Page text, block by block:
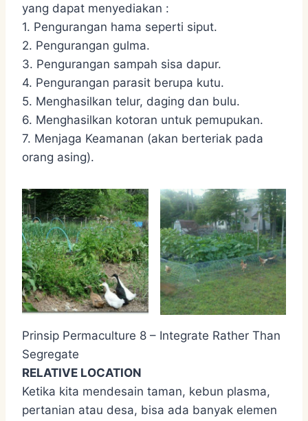
yang dapat menyediakan :
1. Pengurangan hama seperti siput.
2. Pengurangan gulma.
3. Pengurangan sampah sisa dapur.
4. Pengurangan parasit berupa kutu.
5. Menghasilkan telur, daging dan bulu.
6. Menghasilkan kotoran untuk pemupukan.
7. Menjaga Keamanan (akan berteriak pada
orang asing).
Prinsip Permaculture 8 – Integrate Rather Than
Segregate
RELATIVE LOCATION
Ketika kita mendesain taman, kebun plasma,
pertanian atau desa, bisa ada banyak elemen